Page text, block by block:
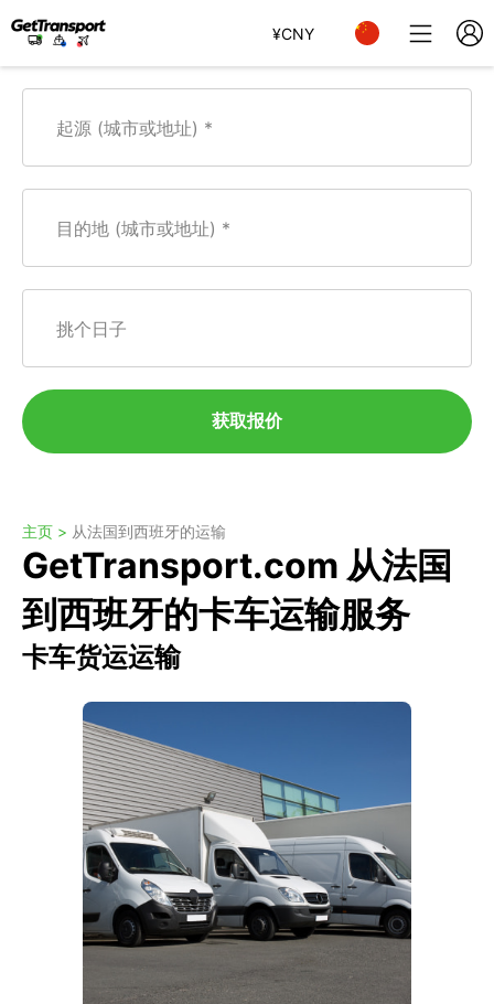
¥CNY
起源 (城市或地址)
目的地 (城市或地址)
挑个日子
获取报价
主页 > 从法国到西班牙的运输
GetTransport.com 从法国
到西班牙的卡车运输服务
卡车货运运输